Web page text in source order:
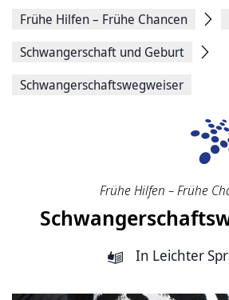
Seite
Frühe Hilfen – Frühe Chancen
Schwangerschaft und Geburt
Schwangerschaftswegweiser
Frühe Hilfen – Frühe
In Leichter